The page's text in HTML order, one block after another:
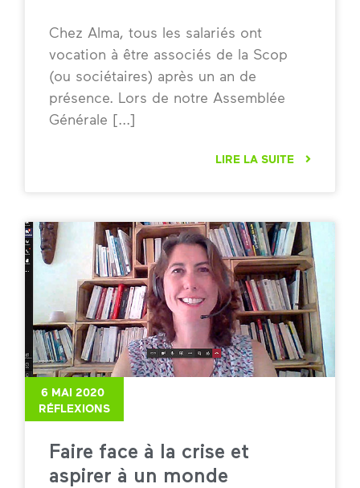
Chez Alma, tous les salariés ont
vocation à être associés de la Scop
(ou sociétaires) après un an de
présence. Lors de notre Assemblée
Générale
LIRE LA SUITE
RÉFLEXIONS
Faire face à la crise et
aspirer à un monde
6 MAI 2020